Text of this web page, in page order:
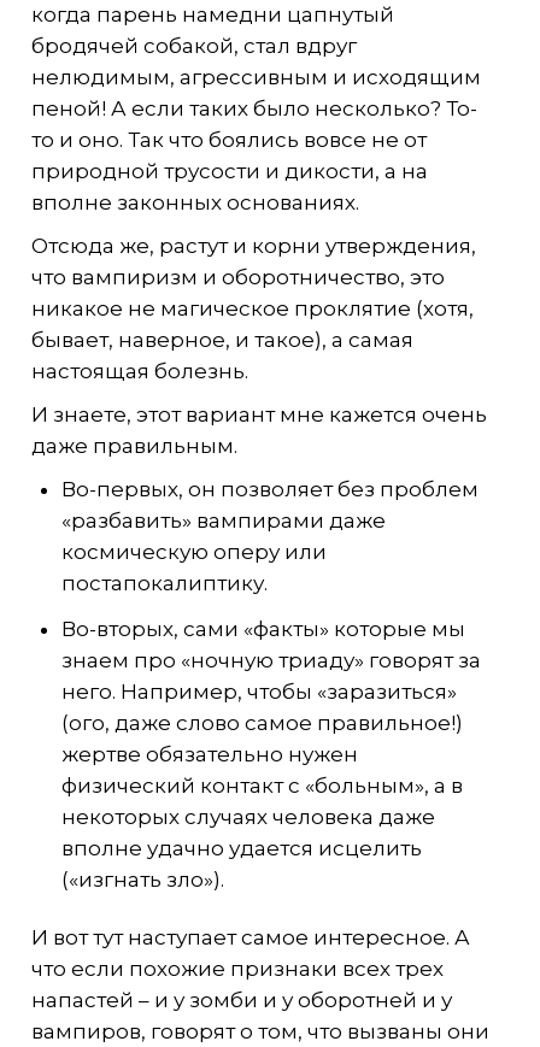
когда парень намедни цапнутый
бродячей собакой, стал вдруг
нелюдимым, агрессивным и исходящим
пеной! А если таких было несколько? То-
то и оно. Так что боялись вовсе не от
природной трусости и дикости, а на
вполне законных основаниях.
Отсюда же, растут и корни утверждения,
что вампиризм и оборотничество, это
никакое не магическое проклятие (хотя,
бывает, наверное, и такое), а самая
настоящая болезнь.
И знаете, этот вариант мне кажется очень
даже правильным.
Во-первых, он позволяет без проблем
«разбавить» вампирами даже
космическую оперу или
постапокалиптику.
Во-вторых, сами «факты» которые мы
знаем про «ночную триаду» говорят за
него. Например, чтобы «заразиться»
(ого, даже слово самое правильное!)
жертве обязательно нужен
физический контакт с «больным», а в
некоторых случаях человека даже
вполне удачно удается исцелить
(«изгнать зло»).
И вот тут наступает самое интересное. А
что если похожие признаки всех трех
напастей – и у зомби и у оборотней и у
вампиров, говорят о том, что вызваны они